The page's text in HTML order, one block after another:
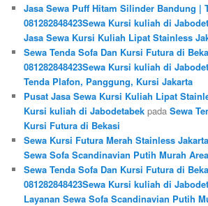
Jasa Sewa Puff Hitam Silinder Bandung |
081282848423Sewa Kursi kuliah di
Jasa Sewa Kursi Kuliah Lipat Stainless
Sewa Tenda Sofa Dan Kursi Futura di
081282848423Sewa Kursi kuliah di
Tenda Plafon, Panggung, Kursi Jakarta
Pusat Jasa Sewa Kursi Kuliah Lipat
Kursi kuliah di Jabodetabek padaSewa
Kursi Futura di Bekasi
Sewa Kursi Futura Merah Stainless Jakarta
Sewa Sofa Scandinavian Putih Murah
Sewa Tenda Sofa Dan Kursi Futura di
081282848423Sewa Kursi kuliah di
Layanan Sewa Sofa Scandinavian Putih